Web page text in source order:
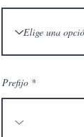
Prefijo